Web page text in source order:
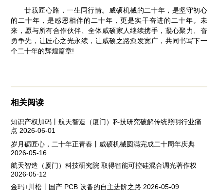
廿载匠心路，一生同行情。威硕机械的二十年，是坚守初心
的二十年，是感恩相伴的二十年，更是实干奋进的二十年。未
来，愿与所有合作伙伴、全体威硕家人继续携手，凝心聚力、奋
勇争先，让匠心之光永续，让威硕之路愈发宽广，共同书写下一
个二十年的辉煌篇章!
相关阅读
知识产权加码丨航天智造（厦门）科技研究破解传统照明行业痛
点 2026-06-01
岁月砺匠心，二十年正青春丨威硕机械圆满完成二十周年庆典
2026-05-16
航天智造（厦门）科技研究院 取得智能可控硅混合调光著作权
2026-05-12
金玛+川松丨国产 PCB 设备的自主进阶之路 2026-05-09